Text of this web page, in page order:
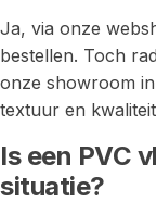
Ja, via onze
bestellen. Toch
onze showroom
textuur en
Is een PVC
situatie?